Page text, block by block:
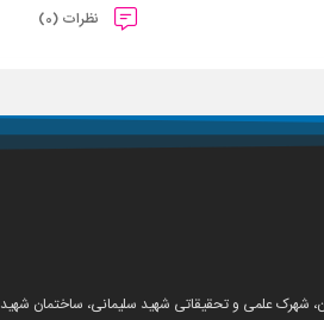
نظرات (0)
شهرک علمی و تحقیقاتی شهید سلیمانی، ساختمان شهید